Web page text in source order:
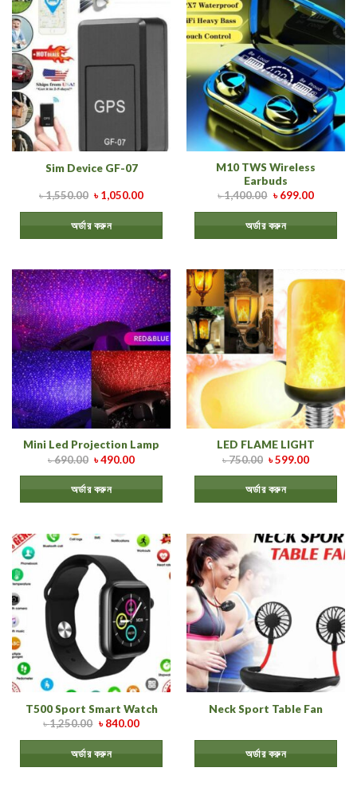
Sim Device GF-07
৳1,550.00 ৳1,050.00
অর্ডার করুন
M10 TWS Wireless
Earbuds
৳1,400.00 ৳699.00
অর্ডার করুন
Mini Led Projection Lamp
৳690.00 ৳490.00
অর্ডার করুন
LED FLAME LIGHT
৳750.00 ৳599.00
অর্ডার করুন
T500 Sport Smart Watch
৳1,250.00 ৳840.00
অর্ডার করুন
Neck Sport Table Fan
অর্ডার করুন